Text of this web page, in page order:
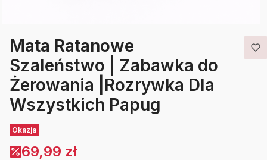
Mata Ratanowe
Szaleństwo | Zabawka do
Żerowania |Rozrywka Dla
Wszystkich Papug
Etykiety
Okazja
69,99 zł